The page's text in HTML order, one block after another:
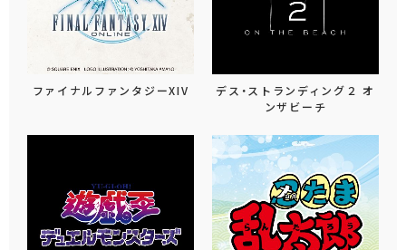
ファイナルファンタジーXIV
デス・ストランディング２ オ
ンザビーチ